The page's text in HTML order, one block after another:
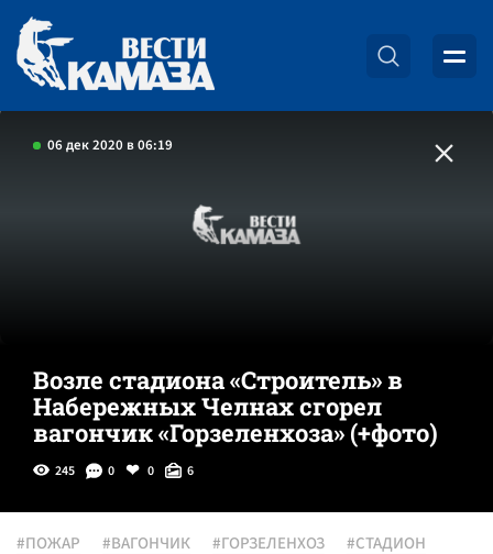
06 дек 2020 в 06:19
Возле стадиона «Строитель» в
Набережных Челнах сгорел
вагончик «Горзеленхоза» (+фото)
245 0 0 6
#ПОЖАР #ВАГОНЧИК #ГОРЗЕЛЕНХОЗ
#СТАДИОН